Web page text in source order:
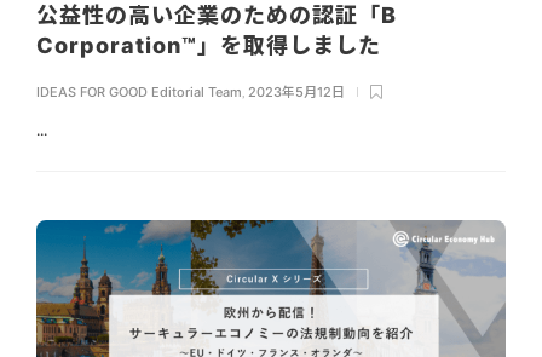
公益性の高い企業のための認証「B
Corporation™」を取得しました
IDEAS FOR GOOD Editorial Team, 2023年5月12日
...